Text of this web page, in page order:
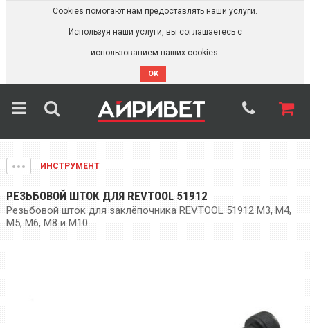
Cookies помогают нам предоставлять наши услуги.
Используя наши услуги, вы соглашаетесь с
использованием наших cookies.
OK
ИНСТРУМЕНТ
РЕЗЬБОВОЙ ШТОК ДЛЯ REVTOOL 51912
Резьбовой шток для заклёпочника REVTOOL 51912 M3, M4,
M5, M6, M8 и М10